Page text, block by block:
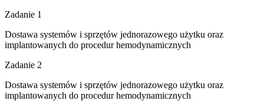
Zadanie 1
Dostawa systemów i sprzętów jednorazowego użytku oraz
implantowanych do procedur hemodynamicznych
Zadanie 2
Dostawa systemów i sprzętów jednorazowego użytku oraz
implantowanych do procedur hemodynamicznych